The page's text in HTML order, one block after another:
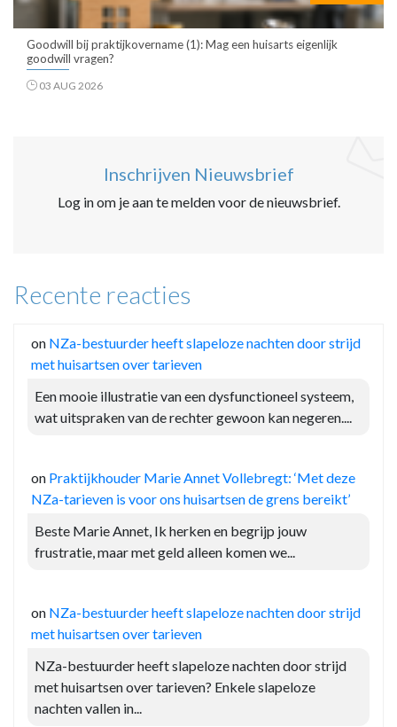
Goodwill bij praktijkovername (1): Mag een huisarts eigenlijk
goodwill vragen?
03 AUG 2026
Inschrijven Nieuwsbrief
Log in om je aan te melden voor de nieuwsbrief.
Recente reacties
on NZa-bestuurder heeft slapeloze nachten door strijd
met huisartsen over tarieven
Een mooie illustratie van een dysfunctioneel systeem,
wat uitspraken van de rechter gewoon kan negeren....
on Praktijkhouder Marie Annet Vollebregt: ‘Met deze
NZa-tarieven is voor ons huisartsen de grens bereikt’
Beste Marie Annet, Ik herken en begrijp jouw
frustratie, maar met geld alleen komen we...
on NZa-bestuurder heeft slapeloze nachten door strijd
met huisartsen over tarieven
NZa-bestuurder heeft slapeloze nachten door strijd
met huisartsen over tarieven? Enkele slapeloze
nachten vallen in...